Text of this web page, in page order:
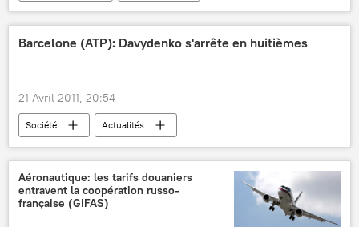
Barcelone (ATP): Davydenko s'arrête en huitièmes
21 Avril 2011, 20:54
Société Actualités
Aéronautique: les tarifs douaniers
entravent la coopération russo-
française (GIFAS)